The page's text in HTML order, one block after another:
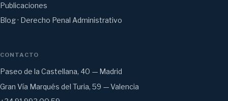
Publicaciones
Blog · Derecho Penal Administrativo
CONTACTO
Paseo de la Castellana, 40 — Madrid
Gran Vía Marqués del Turia, 59 — Valencia